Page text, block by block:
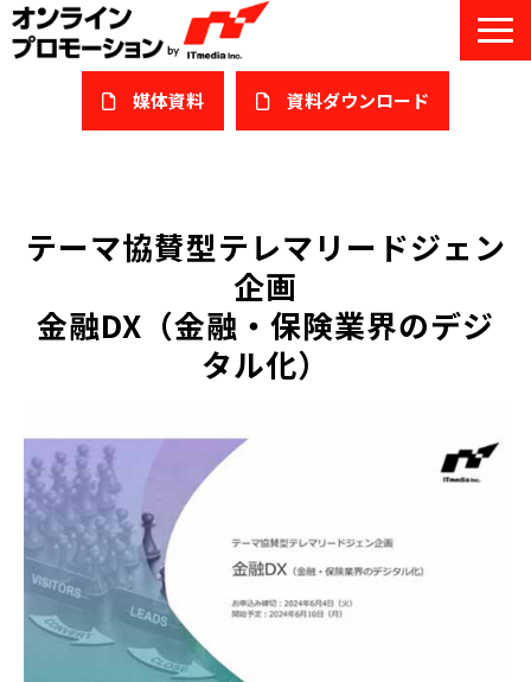
媒体資料 ​資料ダウンロード
私たちについて
サービスガイド/お役立ち資料
課題/ターゲット別で探す
導入事例
セミナー情報/ブログ
販売パートナー募集
テーマ協賛型テレマリードジェン
企画
金融DX（金融・保険業界のデジ
タル化）